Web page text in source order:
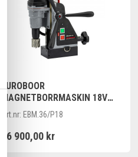
EUROBOOR
MAGNETBORRMASKIN 18V
EXKL.BATTERI/LADDARE
Art.nr: EBM.36/P18
16 900,00 kr